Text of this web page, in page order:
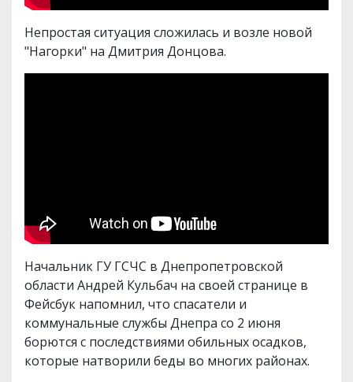
Непростая ситуация сложилась и возле новой
"Нагорки" на Дмитрия Донцова.
Начальник ГУ ГСЧС в Днепропетровской
области Андрей Кульбач на своей странице в
Фейсбук напомнил, что спасатели и
коммунальные службы Днепра со 2 июня
борются с последствиями обильных осадков,
которые натворили беды во многих районах.